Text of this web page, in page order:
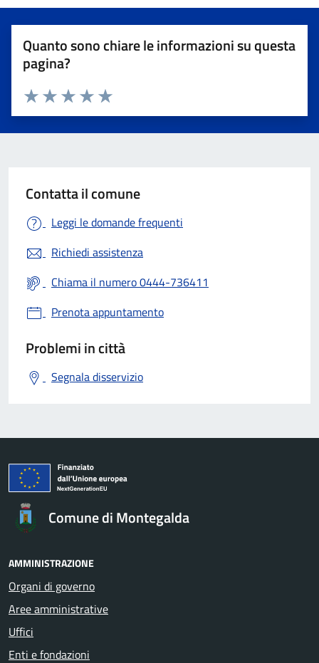
Quanto sono chiare le informazioni su questa
pagina?
Valuta 5 stelle su 5
Valuta 4 stelle su 5
Valuta 3 stelle su 5
Valuta 2 stelle su 5
Valuta 1 stelle su 5
Contatta il comune
Leggi le domande frequenti
Richiedi assistenza
Chiama il numero 0444-736411
Prenota appuntamento
Problemi in città
Segnala disservizio
Comune di Montegalda
AMMINISTRAZIONE
Organi di governo
Aree amministrative
Uffici
Enti e fondazioni